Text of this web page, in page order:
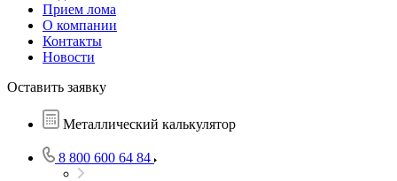
Прием лома
О компании
Контакты
Новости
Оставить заявку
Металлический калькулятор
8 800 600 64 84